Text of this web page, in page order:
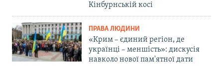
Кінбурнській косі
ПРАВА ЛЮДИНИ
«Крим – єдиний регіон, де
українці – меншість»: дискусія
навколо нової пам'ятної дати